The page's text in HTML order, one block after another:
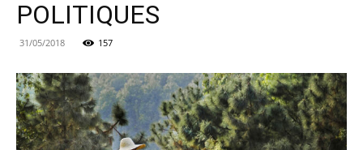
POLITIQUES
31/05/2018 157